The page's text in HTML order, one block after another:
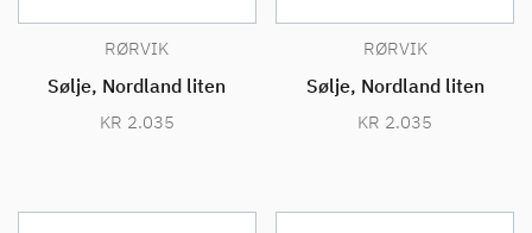
RØRVIK
Sølje, Nordland liten
KR 2.035
RØRVIK
Sølje, Nordland liten
KR 2.035